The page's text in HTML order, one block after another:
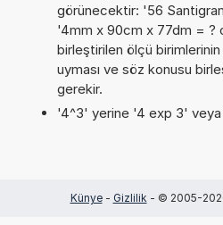
görünecektir: '56
'4mm x 90cm x 77dm = ?
birleştirilen ölçü
uyması ve söz konusu
gerekir.
'4^3' yerine '4 exp 3'
Künye- Gizlilik - © 2005-